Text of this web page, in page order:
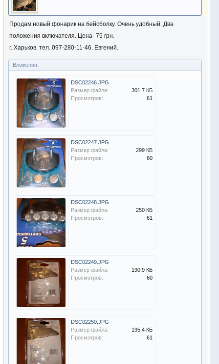
Продам новый фонарик на бейсболку. Очень удобный. Два
положения включателя. Цена- 75 грн.
г. Харьков. тел. 097-280-11-46. Евгений.
Вложения:
DSC02246.JPG
Размер файла:
301,7 КБ
Просмотров:
61
DSC02247.JPG
Размер файла:
299 КБ
Просмотров:
60
DSC02248.JPG
Размер файла:
250 КБ
Просмотров:
61
DSC02249.JPG
Размер файла:
190,9 КБ
Просмотров:
60
DSC02250.JPG
Размер файла:
195,4 КБ
Просмотров:
61